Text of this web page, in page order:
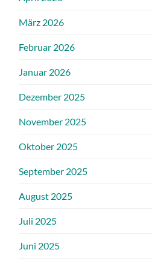
März 2026
Februar 2026
Januar 2026
Dezember 2025
November 2025
Oktober 2025
September 2025
August 2025
Juli 2025
Juni 2025